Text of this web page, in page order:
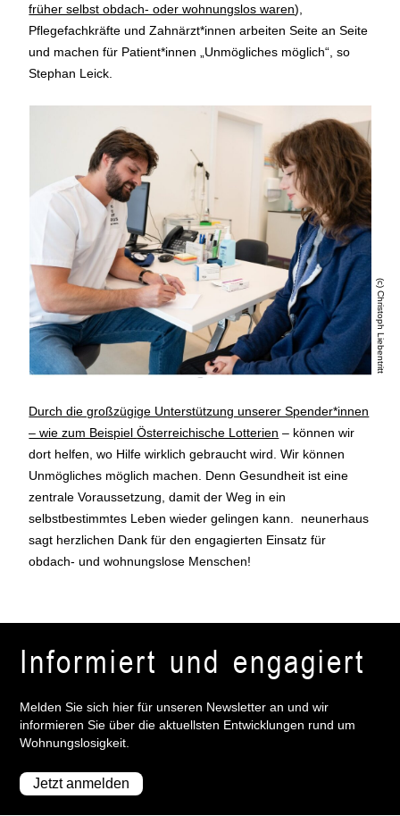
früher selbst obdach- oder wohnungslos waren),
Pflegefachkräfte und Zahnärzt*innen arbeiten Seite an Seite
und machen für Patient*innen „Unmögliches möglich“, so
Stephan Leick.
(c) Christoph Liebentritt
Durch die großzügige Unterstützung unserer Spender*innen
– wie zum BeispielÖsterreichische Lotterien – können wir
dort helfen, wo Hilfe wirklich gebraucht wird. Wir können
Unmögliches möglich machen. Denn Gesundheit ist eine
zentrale Voraussetzung, damit der Weg in ein
selbstbestimmtes Leben wieder gelingen kann. neunerhaus
sagt herzlichen Dank für den engagierten Einsatz für
obdach- und wohnungslose Menschen!
Informiert und engagiert
Melden Sie sich hier für unseren Newsletter an und wir
informieren Sie über die aktuellsten Entwicklungen rund um
Wohnungslosigkeit.
Jetzt anmelden